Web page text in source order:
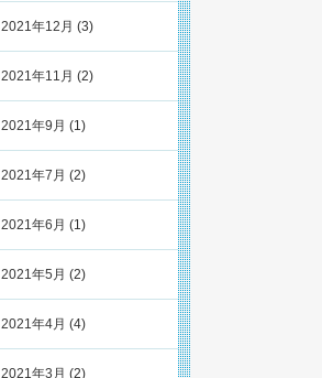
2021年12月 (3)
2021年11月 (2)
2021年9月 (1)
2021年7月 (2)
2021年6月 (1)
2021年5月 (2)
2021年4月 (4)
2021年3月 (2)